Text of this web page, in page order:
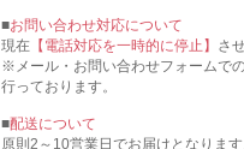
■お問い合わせ対応について
現在 【電話対応を一時的に停止】 さ
※メール・お問い合わせフォームで
行っております。
■配送について
原則2～10営業日でお届けとなりま